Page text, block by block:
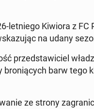
let­nie­go Kiwiora z
na udany
przed­sta­wi­ciel
bro­nią­cych barw tego
ze strony